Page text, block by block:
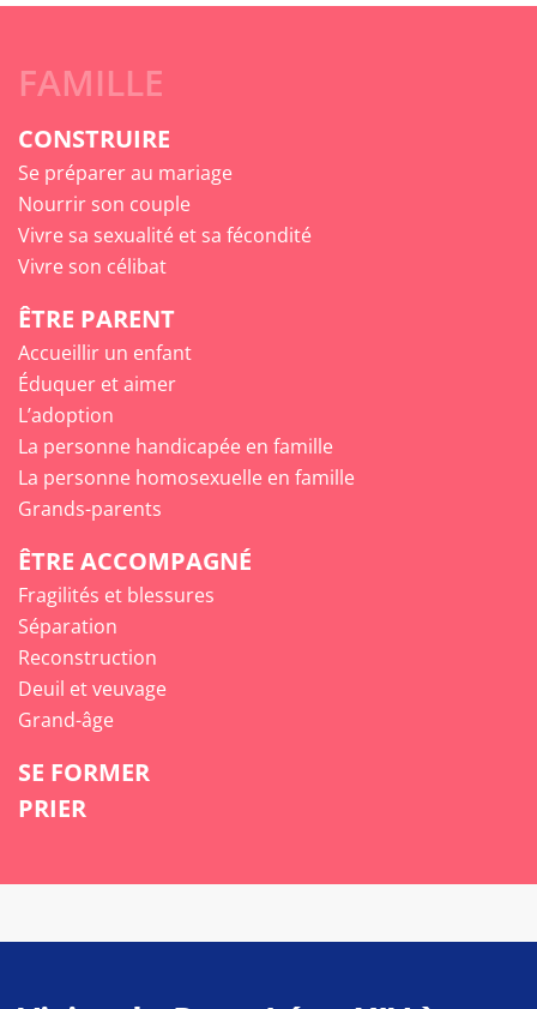
FAMILLE
CONSTRUIRE
Se préparer au mariage
Nourrir son couple
Vivre sa sexualité et sa fécondité
Vivre son célibat
ÊTRE PARENT
Accueillir un enfant
Éduquer et aimer
L’adoption
La personne handicapée en famille
La personne homosexuelle en famille
Grands-parents
ÊTRE ACCOMPAGNÉ
Fragilités et blessures
Séparation
Reconstruction
Deuil et veuvage
Grand-âge
SE FORMER
PRIER